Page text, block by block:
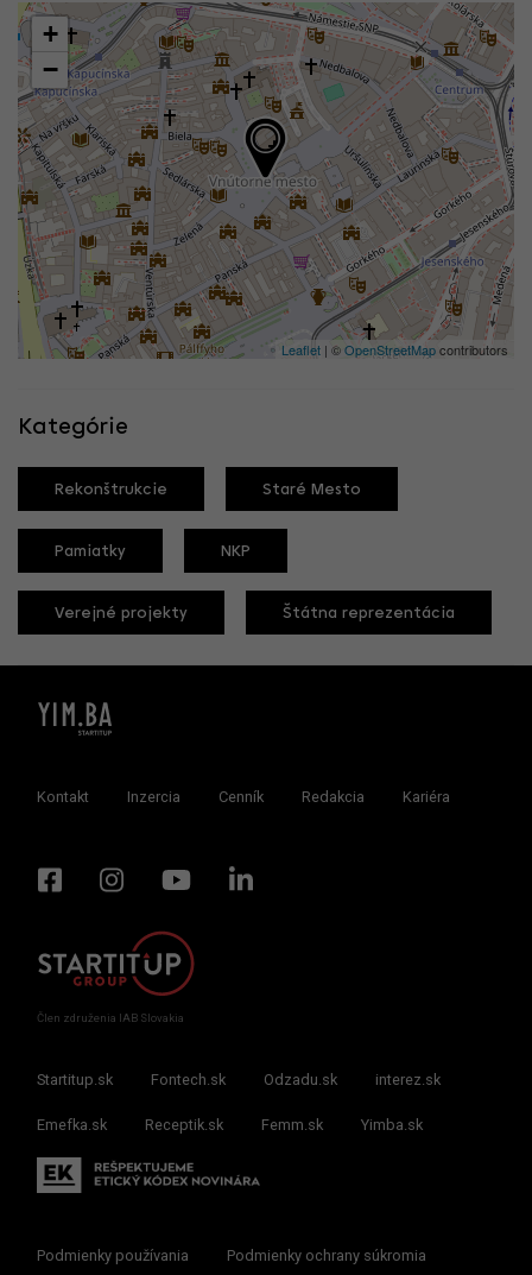
+
−
Leaflet | ©OpenStreetMapcontributors
Kategórie
Rekonštrukcie Staré Mesto
Pamiatky NKP
Verejné projekty Štátna reprezentácia
Kontakt Inzercia Cenník Redakcia Kariéra
Člen združenia IAB Slovakia
Startitup.sk Fontech.sk Odzadu.sk interez.sk
Emefka.sk Receptik.sk Femm.sk Yimba.sk
Podmienky používania Podmienky ochrany súkromia